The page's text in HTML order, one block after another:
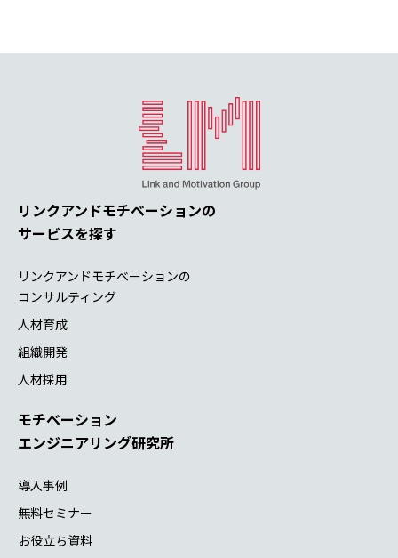
リンクアンドモチベーションの
サービスを探す
リンクアンドモチベーションの
コンサルティング
人材育成
組織開発
人材採用
モチベーション
エンジニアリング研究所
導入事例
無料セミナー
お役立ち資料